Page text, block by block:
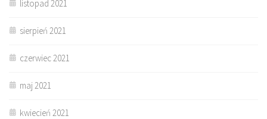
listopad 2021
sierpień 2021
czerwiec 2021
maj 2021
kwiecień 2021